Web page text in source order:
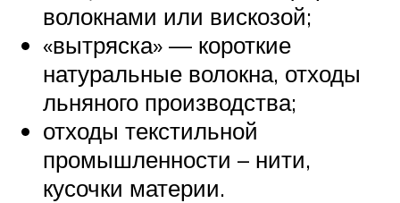
волокнами или вискозой;
«вытряска» — короткие
натуральные волокна, отходы
льняного производства;
отходы текстильной
промышленности – нити,
кусочки материи.